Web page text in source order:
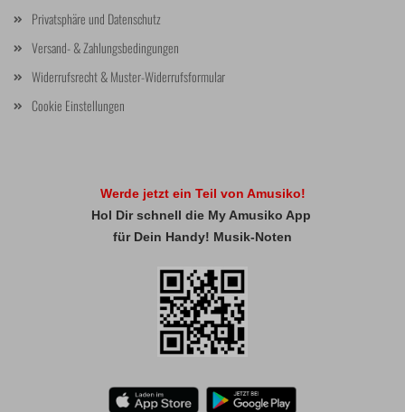
Privatsphäre und Datenschutz
Versand- & Zahlungsbedingungen
Widerrufsrecht & Muster-Widerrufsformular
Cookie Einstellungen
Werde jetzt ein Teil von Amusiko!
Hol Dir schnell die My Amusiko App
für Dein Handy! Musik-Noten